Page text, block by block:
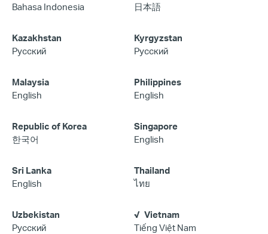
Bahasa Indonesia
日本語
Kazakhstan
Русский
Kyrgyzstan
Русский
Malaysia
English
Philippines
English
Republic of Korea
한국어
Singapore
English
Sri Lanka
English
Thailand
ไทย
Uzbekistan
Русский
Vietnam
Tiếng Việt Nam